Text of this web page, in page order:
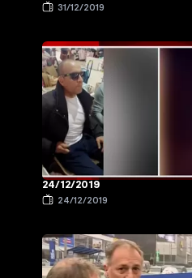
31/12/2019
24/12/2019
24/12/2019